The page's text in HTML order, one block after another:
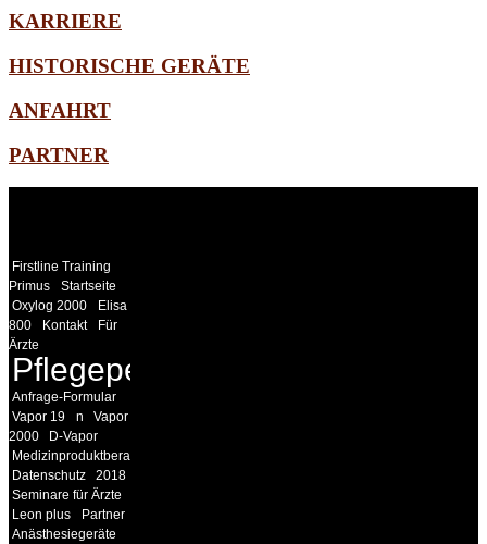
KARRIERE
HISTORISCHE GERÄTE
ANFAHRT
PARTNER
Firstline Training
Primus
Startseite
Oxylog 2000
Elisa
800
Kontakt
Für
Ärzte
Pflegepersonal
Anfrage-Formular
Vapor 19
n
Vapor
2000
D-Vapor
Medizinproduktberater
Datenschutz
2018
Seminare für Ärzte
Leon plus
Partner
Anästhesiegeräte